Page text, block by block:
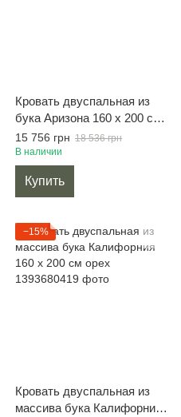
Кровать двуспальная из
бука Аризона 160 х 200 см
орех
15 756 грн 18 536 грн
В наличии
Купить
−15%
Кровать двуспальная из
массива бука Калифорния